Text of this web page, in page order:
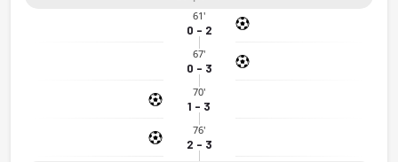
61'
0 - 2
67'
0 - 3
70'
1 - 3
76'
2 - 3